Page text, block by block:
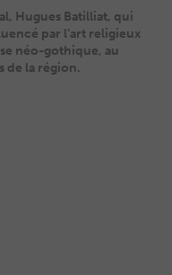
Hugues Batilliat, qui
par l’art religieux
néo-gothique, au
de la région.